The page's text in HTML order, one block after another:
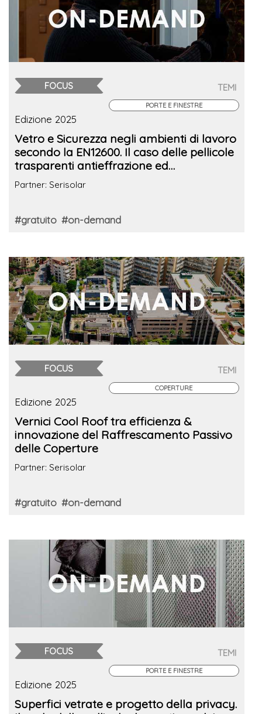
FOCUS TEMI
PORTE E FINESTRE
Edizione 2025
Vetro e Sicurezza negli ambienti di lavoro
secondo la EN12600. Il caso delle pellicole
trasparenti antieffrazione ed
antiesplosione
Partner: Serisolar
#gratuito #on-demand
FOCUS TEMI
COPERTURE
Edizione 2025
Vernici Cool Roof tra efficienza &
innovazione del Raffrescamento Passivo
delle Coperture
Partner: Serisolar
#gratuito #on-demand
FOCUS TEMI
PORTE E FINESTRE
Edizione 2025
Superfici vetrate e progetto della privacy.